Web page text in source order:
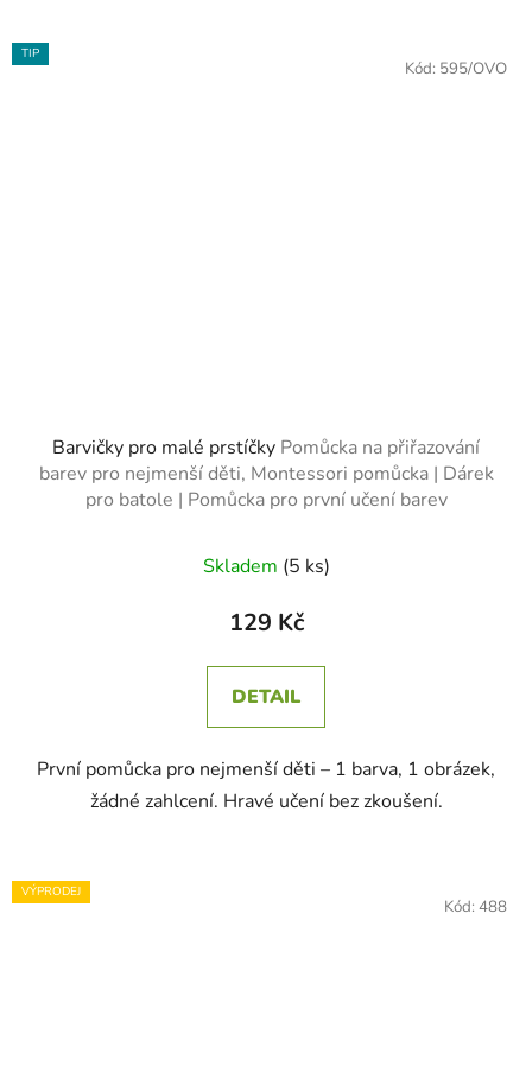
TIP
Barvičky pro malé prstíčky Pomůcka na přiřazování
barev pro nejmenší děti, Montessori pomůcka | Dárek
pro batole | Pomůcka pro první učení barev
Skladem (5 ks)
129 Kč
DETAIL
První pomůcka pro nejmenší děti – 1 barva, 1 obrázek,
žádné zahlcení. Hravé učení bez zkoušení.
Kód: 595/OVO
VÝPRODEJ
Kód: 488